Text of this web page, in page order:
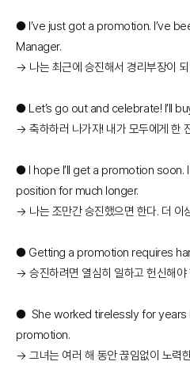
● I’ve just got a promotion. I’ve
Manager.
→ 나는 최근에 승진해서 경리부장이
● Let’s go out and celebrate! I’ll
→ 축하하러 나가자! 내가 모두에게 한
● I hope I’ll get a promotion soon.
position for much longer.
→ 나는 조만간 승진했으면 한다. 더 이
● Getting a promotion requires
→ 승진하려면 열심히 일하고 헌신해야
● She worked tirelessly for years
promotion.
→ 그녀는 여러 해 동안 끊임없이 노력